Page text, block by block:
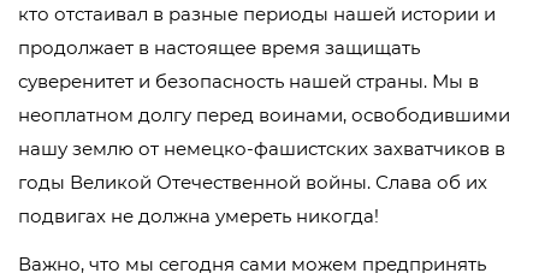
кто отстаивал в разные периоды нашей истории и
продолжает в настоящее время защищать
суверенитет и безопасность нашей страны. Мы в
неоплатном долгу перед воинами, освободившими
нашу землю от немецко-фашистских захватчиков в
годы Великой Отечественной войны. Слава об их
подвигах не должна умереть никогда!
Важно, что мы сегодня сами можем предпринять